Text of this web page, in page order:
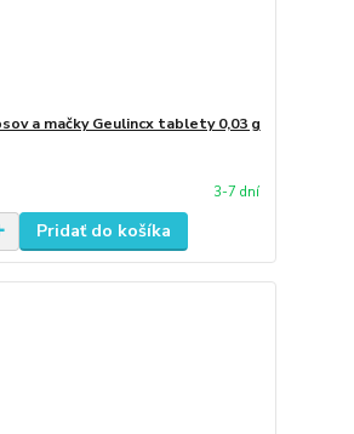
a mačky Geulincx tablety 0,03 g
3-7 dní
Pridať do košíka